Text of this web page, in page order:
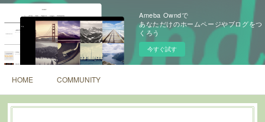
Ameba Owndで
あなただけのホームページやブログをつ
くろう
今すぐ試す
HOME COMMUNITY